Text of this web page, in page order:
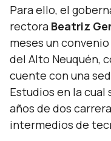
Para ello, el
rectora Beatriz
meses un
del Alto Neuquén,
cuente con una
Estudios en la
años de dos
intermedios de